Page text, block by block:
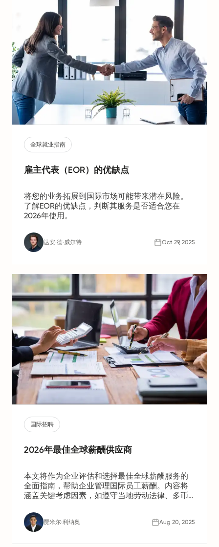
全球就业指南
雇主代表（EOR）的优缺点
将您的业务拓展到国际市场可能带来潜在风险。
了解EOR的优缺点，判断其服务是否适合您在
2026年使用。
达安·德·威尔特 Oct 29, 2025
国际招聘
2026年最佳全球薪酬供应商
本文将作为企业评估和选择最佳全球薪酬服务的
全面指南，帮助企业管理国际员工薪酬。内容将
涵盖关键考虑因素，如遵守当地劳动法律、多币
将比较不同类型的供应商，包括传统薪酬公司、
全球薪酬平台和EOR（雇主代表机构），并突出
它们的优势、劣势及适用场景。同时，文章还将
探讨汇率波动、当地税务合规以及与现有HR系统
贾米尔·利纳奥 Aug 20, 2025